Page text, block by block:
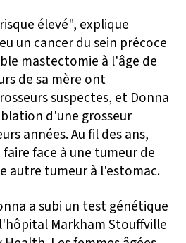
élevé", explique
un cancer du sein précoce
mastectomie à l'âge de
de sa mère ont
suspectes, et Donna
d'une grosseur
années. Au fil des ans,
face à une tumeur de
autre tumeur à l'estomac.
a subi un test génétique
Markham Stouffville